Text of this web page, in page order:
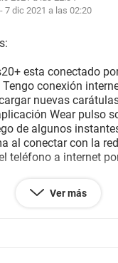
7 dic 2021 a las 02:20
esta conectado
conexión
nuevas
Wear pulso
de algunos
al conectar con la
teléfono a internet
y reloj, y
Ver más